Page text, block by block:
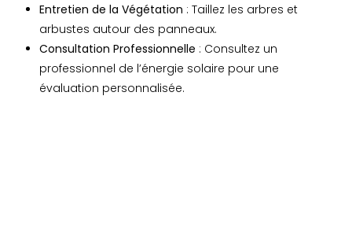
Entretien de la Végétation : Taillez les arbres et
arbustes autour des panneaux.
Consultation Professionnelle : Consultez un
professionnel de l’énergie solaire pour une
évaluation personnalisée.